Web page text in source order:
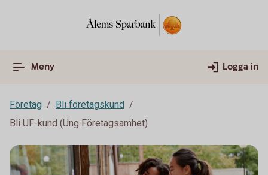
Meny Logga in
Företag
Bli företagskund
Bli UF-kund (Ung Företagsamhet)